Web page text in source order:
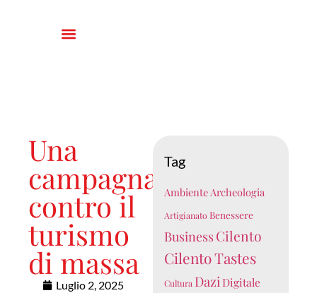
Una
campagna
contro il
turismo
di massa
Luglio 2, 2025
Tag
AmbienteArcheologia
Artigianato Benessere
BusinessCilento
Cilento Tastes
Cultura Dazi Digitale